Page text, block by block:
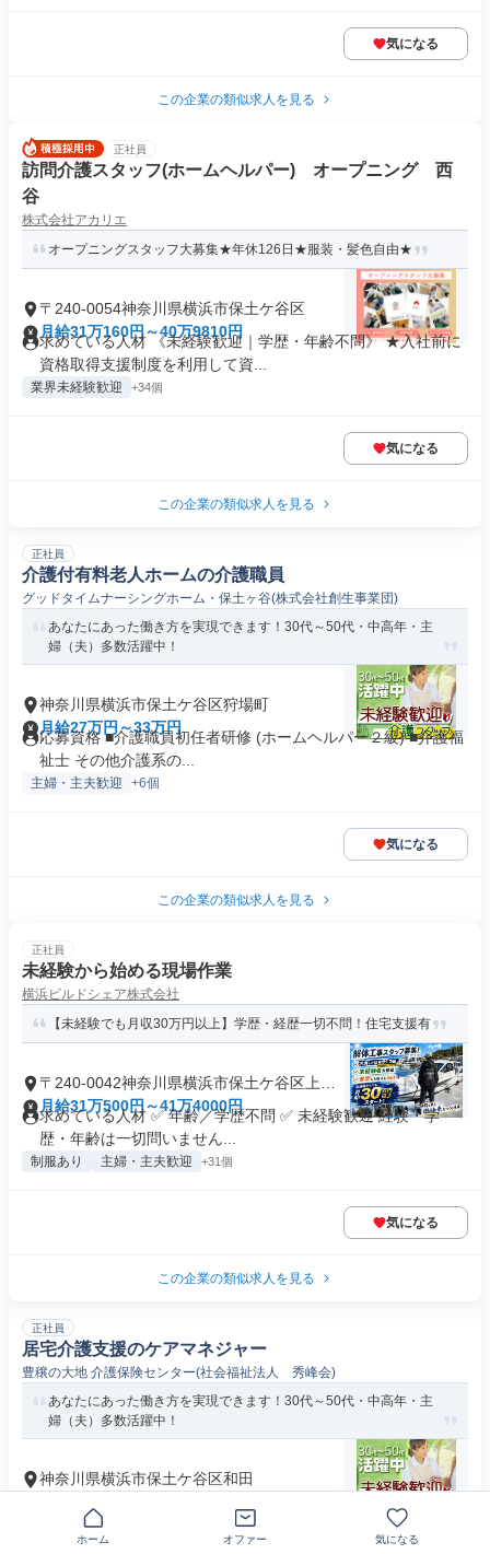
気になる
この企業の類似求人を見る
正社員
訪問介護スタッフ(ホームヘルパー) オープニング 西
谷
株式会社アカリエ
オープニングスタッフ大募集★年休126日★服装・髪色自由★
〒240-0054神奈川県横浜市保土ケ谷区
月給31万160円～40万9810円
求めている人材 《未経験歓迎｜学歴・年齢不問》 ★入社前に
資格取得支援制度を利用して資...
業界未経験歓迎 +34個
気になる
この企業の類似求人を見る
正社員
介護付有料老人ホームの介護職員
グッドタイムナーシングホーム・保土ヶ谷(株式会社創生事業団)
あなたにあった働き方を実現できます！30代～50代・中高年・主
婦（夫）多数活躍中！
神奈川県横浜市保土ケ谷区狩場町
月給27万円～33万円
応募資格 ■介護職員初任者研修 (ホームヘルパー２級) ■介護福
祉士 その他介護系の...
主婦・主夫歓迎 +6個
気になる
この企業の類似求人を見る
正社員
未経験から始める現場作業
横浜ビルドシェア株式会社
【未経験でも月収30万円以上】学歴・経歴一切不問！住宅支援有
〒240-0042神奈川県横浜市保土ケ谷区上星
川
月給31万500円～41万4000円
求めている人材 ✅ 年齢／学歴不問 ✅ 未経験歓迎 経験・学
歴・年齢は一切問いません...
制服あり 主婦・主夫歓迎 +31個
気になる
この企業の類似求人を見る
正社員
居宅介護支援のケアマネジャー
豊穣の大地 介護保険センター(社会福祉法人 秀峰会)
あなたにあった働き方を実現できます！30代～50代・中高年・主
婦（夫）多数活躍中！
神奈川県横浜市保土ケ谷区和田
応募資格 年齢：59歳以下（定年年齢を上限） 学歴：不問 必要
な経験等：不問（経験あれ...
ホーム オファー 気になる